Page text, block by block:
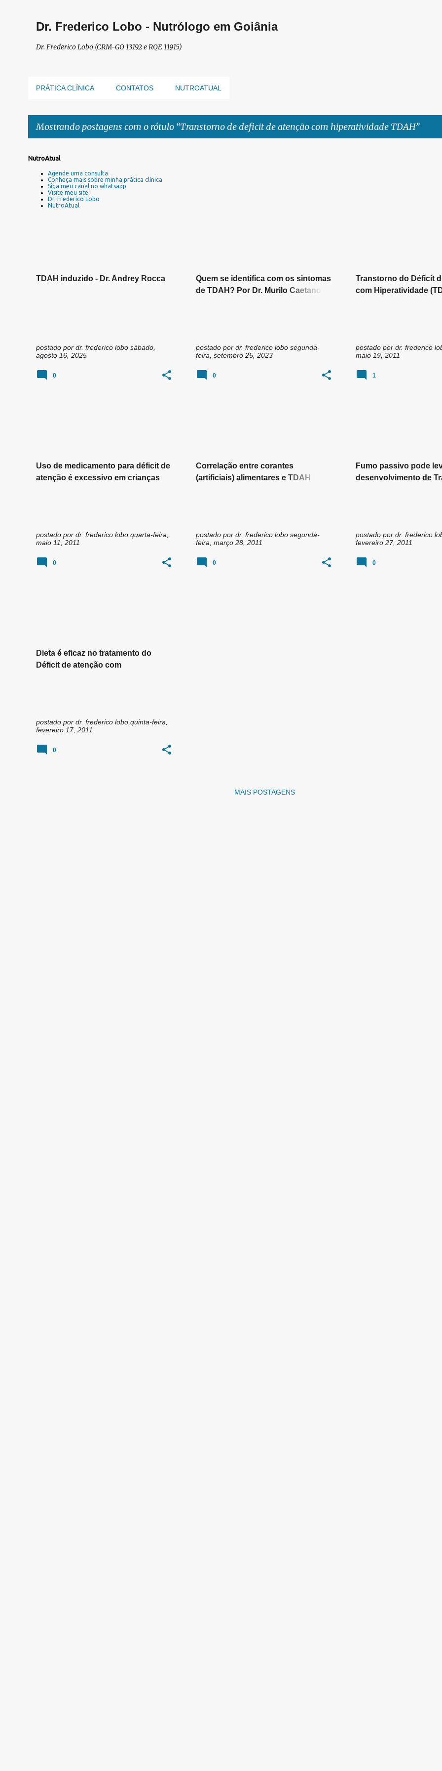
Dr. Frederico Lobo - Nutrólogo em Goiânia
Dr. Frederico Lobo (CRM-GO 13192 e RQE 11915)
PRÁTICA CLÍNICA CONTATOS NUTROATUAL
Mostrando postagens com o rótulo Transtorno de deficit de atenção com hiperatividade TDAH
P
NutroAtual
Agende uma consulta
Conheça mais sobre minha prática clínica
Siga meu canal no whatsapp
Visite meu site
Dr. Frederico Lobo
NutroAtual
TDAH induzido - Dr. Andrey Rocca
postado por dr. frederico lobo sábado,
agosto 16, 2025
0
Quem se identifica com os sintomas
de TDAH? Por Dr. Murilo Caetano -
postado por dr. frederico lobo segunda-
feira, setembro 25, 2023
0
Transtorno do Déficit
com Hiperatividade
postado por dr. frederico
maio 19, 2011
1
Uso de medicamento para déficit de
atenção é excessivo em crianças
postado por dr. frederico lobo quarta-feira,
maio 11, 2011
0
Correlação entre corantes
(artificiais) alimentares e TDAH
postado por dr. frederico lobo segunda-
feira, março 28, 2011
0
Fumo passivo pode
desenvolvimento de
postado por dr. frederico
fevereiro 27, 2011
0
Dieta é eficaz no tratamento do
Déficit de atenção com
postado por dr. frederico lobo quinta-feira,
fevereiro 17, 2011
0
MAIS POSTAGENS